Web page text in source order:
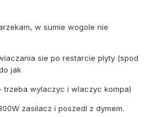
w sumie wogole nie
sie po restarcie plyty (spod
jak
trzeba wylaczyc i wlaczyc kompa)
zasilacz i poszedl z dymem.